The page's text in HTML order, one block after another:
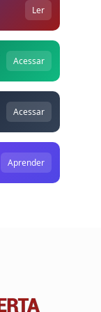
Ler
Acessar
Acessar
Aprender